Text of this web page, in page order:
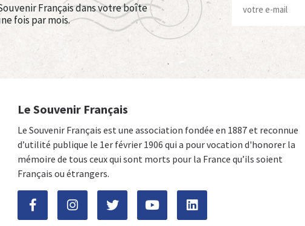
Français dans votre boîte
fois par mois.
Le Souvenir Français
Le Souvenir Français est une association fondée en 1887 et reconnue
d’utilité publique le 1er février 1906 qui a pour vocation d'honorer la
mémoire de tous ceux qui sont morts pour la France qu’ils soient
Français ou étrangers.